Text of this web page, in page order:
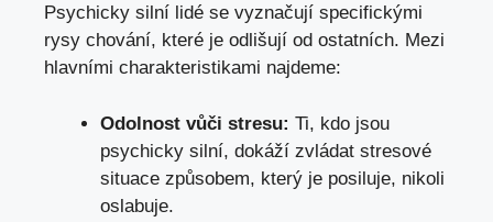
Psychicky silní lidé se vyznačují specifickými
rysy chování, které je odlišují od ⁢ostatních. Mezi
hlavními charakteristikami najdeme:
Odolnost vůči stresu: Ti, ​kdo jsou‍
psychicky silní, dokáží zvládat‌ stresové‍
situace způsobem, ‌který⁣ je posiluje, nikoli
oslabuje.